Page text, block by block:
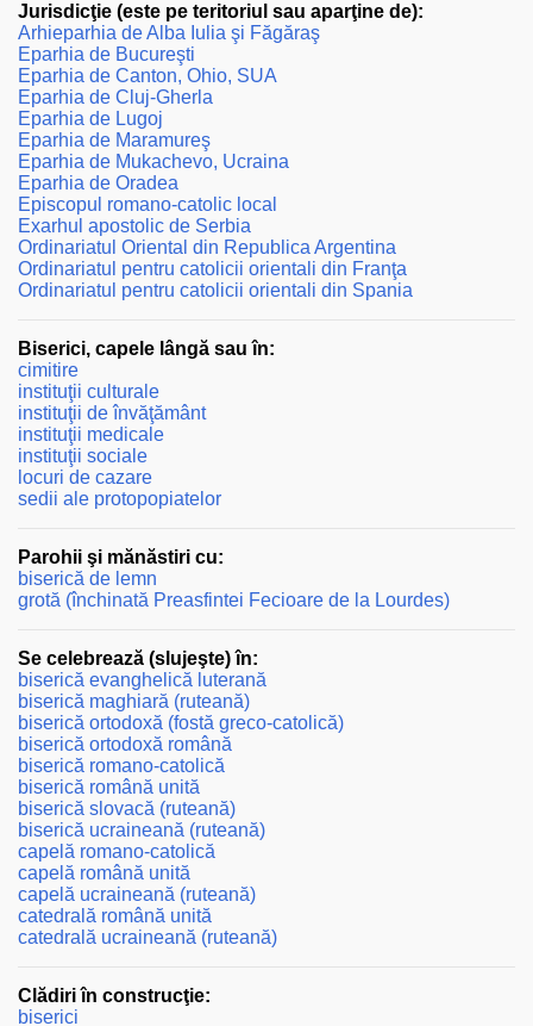
Jurisdicţie (este pe teritoriul sau aparţine de):
Arhieparhia de Alba Iulia şi Făgăraş
Eparhia de Bucureşti
Eparhia de Canton, Ohio, SUA
Eparhia de Cluj-Gherla
Eparhia de Lugoj
Eparhia de Maramureş
Eparhia de Mukachevo, Ucraina
Eparhia de Oradea
Episcopul romano-catolic local
Exarhul apostolic de Serbia
Ordinariatul Oriental din Republica Argentina
Ordinariatul pentru catolicii orientali din Franţa
Ordinariatul pentru catolicii orientali din Spania
Biserici, capele lângă sau în:
cimitire
instituţii culturale
instituţii de învăţământ
instituţii medicale
instituţii sociale
locuri de cazare
sedii ale protopopiatelor
Parohii şi mănăstiri cu:
biserică de lemn
grotă (închinată Preasfintei Fecioare de la Lourdes)
Se celebrează (slujeşte) în:
biserică evanghelică luterană
biserică maghiară (ruteană)
biserică ortodoxă (fostă greco-catolică)
biserică ortodoxă română
biserică romano-catolică
biserică română unită
biserică slovacă (ruteană)
biserică ucraineană (ruteană)
capelă romano-catolică
capelă română unită
capelă ucraineană (ruteană)
catedrală română unită
catedrală ucraineană (ruteană)
Clădiri în construcţie:
biserici